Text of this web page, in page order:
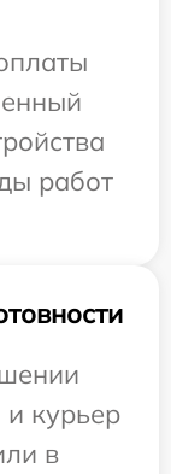
работ
и курьер
в